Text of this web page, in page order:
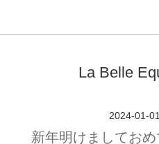
La Belle
2024-01-
新年明けましてお